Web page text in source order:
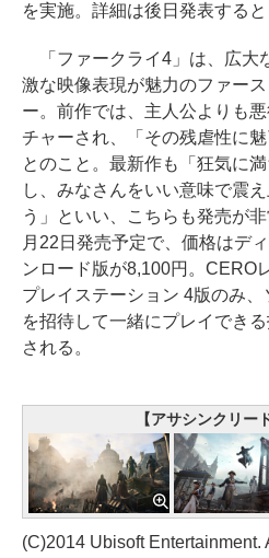
を実施。詳細は後日発表すると
「ファークライ4」は、広大
激な映像表現が魅力のファー
ー。前作では、主人公よりも
チャーされ、「その残虐性に魅
とのこと。最新作も「狂気に
し、みなさんをいい意味で震
う」といい、こちらも発売が
月22日発売予定で、価格はデ
ンロード版が8,100円。CERO
プレイステーション 4版のみ
を招待して一緒にプレイでき
される。
【アサシンクリー
(C)2014 Ubisoft Entertainment.